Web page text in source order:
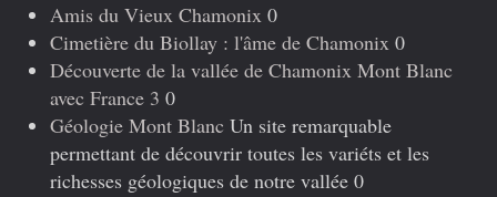
Amis du Vieux Chamonix 0
Cimetière du Biollay : l'âme de Chamonix 0
Découverte de la vallée de Chamonix Mont Blanc
avec France 3 0
Géologie Mont Blanc Un site remarquable
permettant de découvrir toutes les variéts et les
richesses géologiques de notre vallée 0